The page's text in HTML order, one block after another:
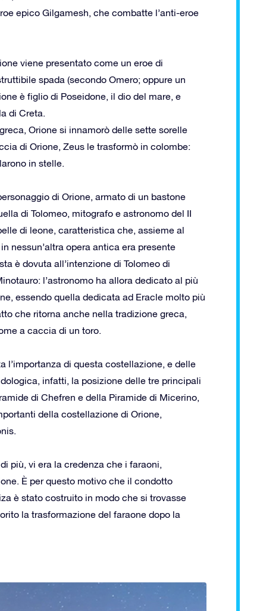
epico Gilgamesh, che combatte l’anti-eroe
viene presentato come un eroe di
spada (secondo Omero; oppure un
è figlio di Poseidone, il dio del mare, e
di Creta.
Orione si innamorò delle sette sorelle
di Orione, Zeus le trasformò in colombe:
in stelle.
di Orione, armato di un bastone
di Tolomeo, mitografo e astronomo del II
di leone, caratteristica che, assieme al
nessun’altra opera antica era presente
è dovuta all’intenzione di Tolomeo di
l’astronomo ha allora dedicato al più
essendo quella dedicata ad Eracle molto più
che ritorna anche nella tradizione greca,
a caccia di un toro.
l’importanza di questa costellazione, e delle
infatti, la posizione delle tre principali
di Chefren e della Piramide di Micerino,
della costellazione di Orione,
più, vi era la credenza che i faraoni,
È per questo motivo che il condotto
è stato costruito in modo che si trovasse
la trasformazione del faraone dopo la